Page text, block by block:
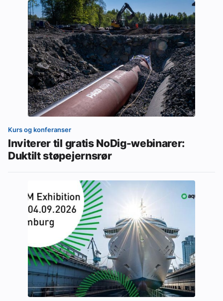
Kurs og konferanser
Inviterer til gratis NoDig-webinarer:
Duktilt støpejernsrør